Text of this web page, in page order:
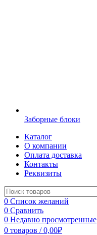
Заборные блоки
Каталог
О компании
Оплата доставка
Контакты
Реквизиты
0 Список желаний
0 Сравнить
0 Недавно просмотренные
0 товаров / 0,00₽